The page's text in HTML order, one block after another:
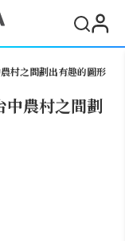
村之間劃出有趣的圖形
中農村之間劃